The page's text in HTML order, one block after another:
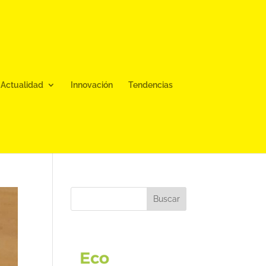
Actualidad Innovación Tendencias
Buscar